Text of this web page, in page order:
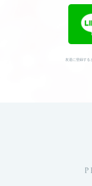
友達に登録する